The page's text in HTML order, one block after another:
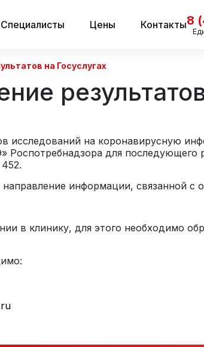
Специалисты Цены Контакты8
на Госуслугах
исследований на коронавирусную
для последующего
направление информации, связанной с
в клинику, для этого необходимо